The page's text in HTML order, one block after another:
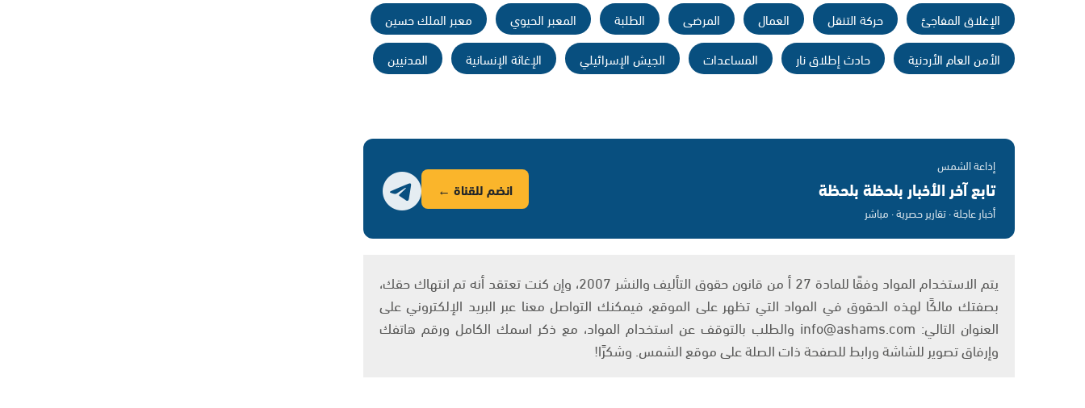
الإغلاق المفاجئ
حركة التنقل العمال المرضى الطلبة المعبر الحيوي
معبر الملك حسين
الأمن العام الأردنية
حادث إطلاق نار المساعدات الجيش الإسرائيلي الإغاثة الإنسانية المدنيين
إذاعة الشمس
تابع آخر الأخبار بلحظة بلحظة
أخبار عاجلة · تقارير حصرية · مباشر
انضم للقناة ←
يتم الاستخدام المواد وفقًا للمادة 27 أ من قانون حقوق التأليف والنشر 2007، وإن كنت تعتقد أنه تم انتهاك حقك،
بصفتك مالكًا لهذه الحقوق في المواد التي تظهر على الموقع، فيمكنك التواصل معنا عبر البريد الإلكتروني على
العنوان التالي: info@ashams.com والطلب بالتوقف عن استخدام المواد، مع ذكر اسمك الكامل ورقم هاتفك
وإرفاق تصوير للشاشة ورابط للصفحة ذات الصلة على موقع الشمس. وشكرًا!